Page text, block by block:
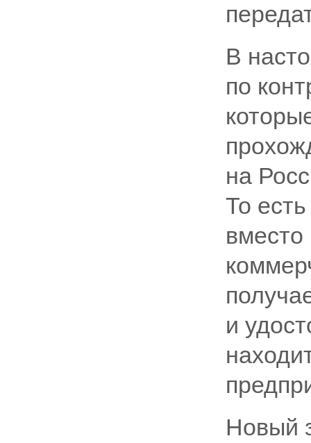
В
по
на
То
и
Новый